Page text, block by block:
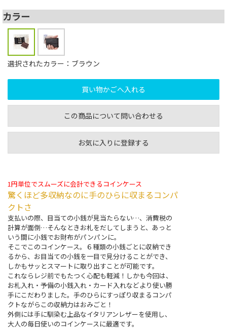
カラー
選択されたカラー：ブラウン
お気に入りに登録する
この商品について問い合わせる
1円単位でスムーズに会計できるコインケース
驚くほど多収納なのに手のひらに収まるコンパ
クトさ
支払いの際、目当ての小銭が見当たらない…、消費税の
計算が面倒…そんなときお札をだしてしまうと、あっと
いう間に小銭でお財布がパンパンに。
そこでこのコインケース。６種類の小銭ごとに収納でき
るから、お目当ての小銭を一目で見分けることができ、
しかもサッとスマートに取り出すことが可能です。
これならレジ前でもたつく心配も軽減！しかも今回は、
お札入れ・予備の小銭入れ・カード入れなどより使い勝
手にこだわりました。手のひらにすっぽり収まるコンパ
クトながらこの収納力はおみごと！
外側には手に馴染む上品なイタリアンレザーを使用し、
大人の毎日使いのコインケースに最適です。